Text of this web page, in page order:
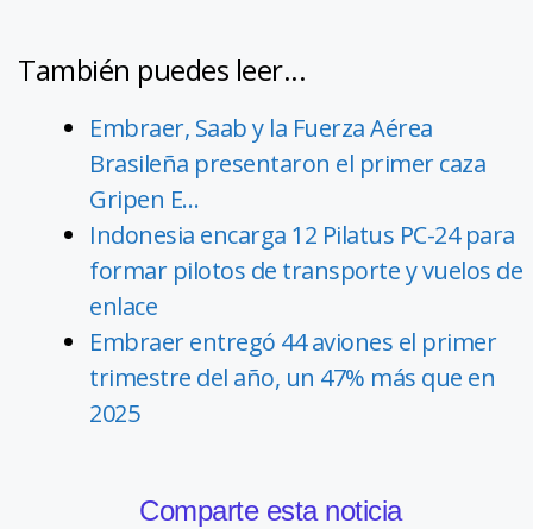
También puedes leer...
Embraer, Saab y la Fuerza Aérea
Brasileña presentaron el primer caza
Gripen E…
Indonesia encarga 12 Pilatus PC-24 para
formar pilotos de transporte y vuelos de
enlace
Embraer entregó 44 aviones el primer
trimestre del año, un 47% más que en
2025
Comparte esta noticia